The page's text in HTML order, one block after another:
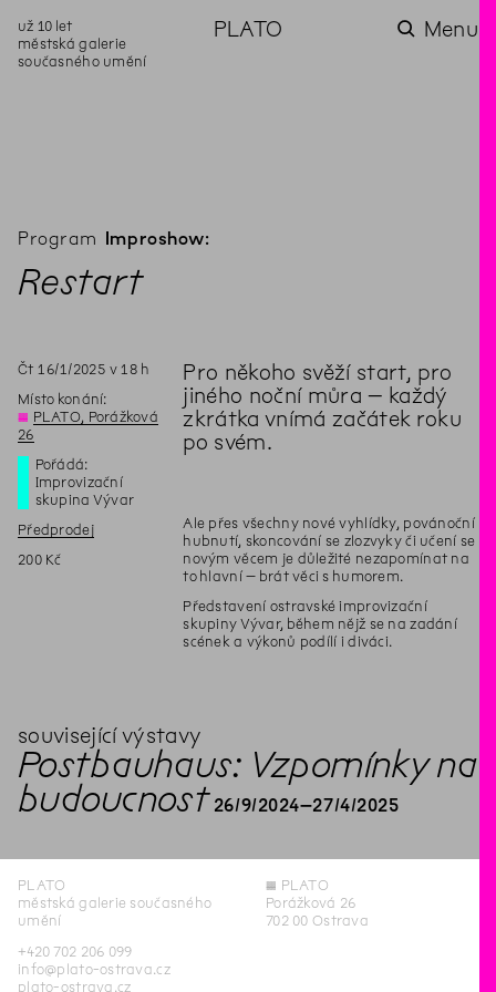
už 10 let
městská galerie
současného umění
PLATO Menu
Program Improshow:
Restart
Čt 16/1 /2025 v 18 h
Místo konání:
◊ PLATO, Porážková
26
Pořádá:
Improvizační
skupina Vývar
Předprodej
200 Kč
Pro někoho svěží start, pro
jiného noční můra – každý
zkrátka vnímá začátek roku
po svém.
Ale přes všechny nové vyhlídky, povánoční
hubnutí, skoncování se zlozvyky či učení se
novým věcem je důležité nezapomínat na
to hlavní – brát věci s humorem.
Představení ostravské improvizační
skupiny Vývar, během nějž se na zadání
scének a výkonů podílí i diváci.
související výstavy
Postbauhaus: Vzpomínky na
budoucnost 26/9/2024–27/4/2025
PLATO
městská galerie současného
umění
+420 702 206 099
info@plato-ostrava.cz
plato-ostrava.cz
◊ PLATO
Porážková 26
702 00 Ostrava